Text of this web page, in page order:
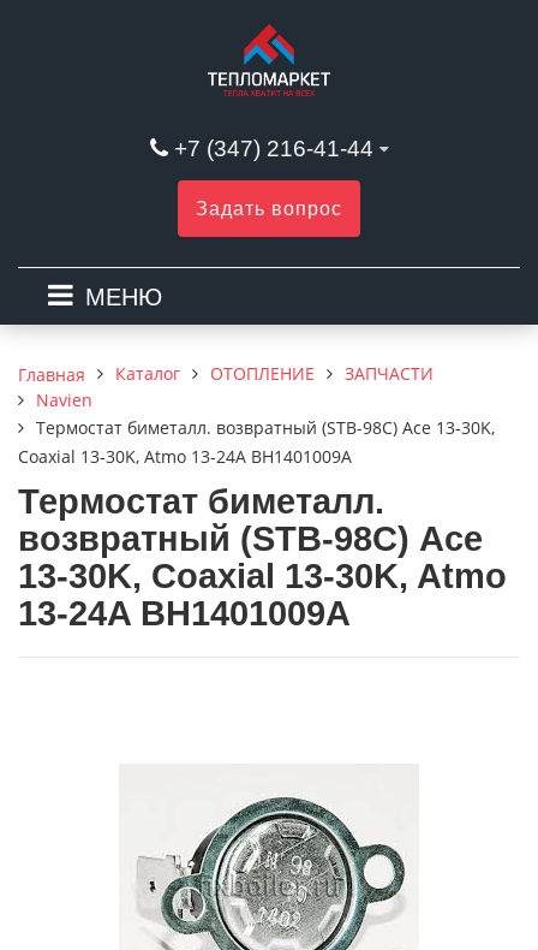
+7 (347) 216-41-44
Задать вопрос
МЕНЮ
Главная Каталог ОТОПЛЕНИЕ
ЗАПЧАСТИ
Navien
Термостат биметалл. возвратный (STB-98C) Ace 13-30K,
Coaxial 13-30K, Atmo 13-24A BH1401009A
Термостат биметалл.
возвратный (STB-98C) Ace
13-30K, Coaxial 13-30K, Atmo
13-24A BH1401009A